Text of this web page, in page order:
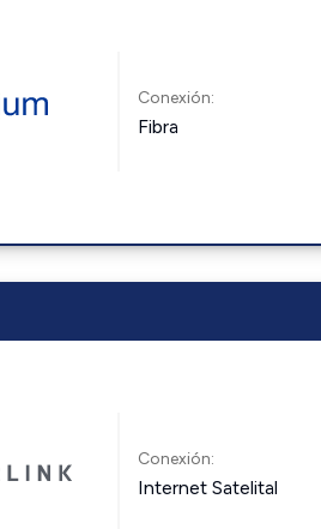
Conexión:
Fibra
Conexión:
Internet Satelital